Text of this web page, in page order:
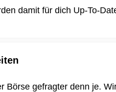
damit für dich Up-To-
Börse gefragter denn je.